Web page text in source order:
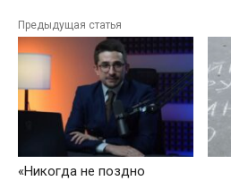
Предыдущая статья
«Никогда не поздно